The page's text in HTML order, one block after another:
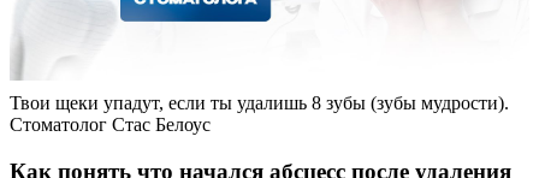
Твои щеки упадут, если ты удалишь 8 зубы (зубы мудрости).
Стоматолог Стас Белоус
Как понять что начался абсцесс после удаления